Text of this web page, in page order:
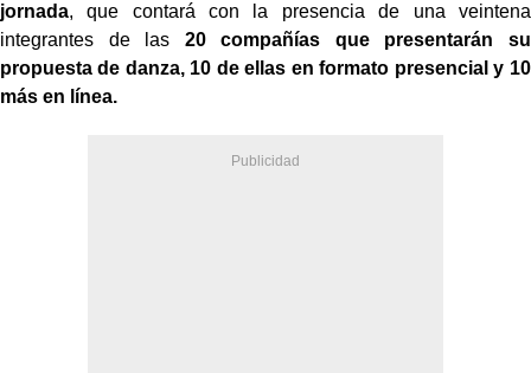
jornada, que contará con la presencia de una veintena
integrantes de las 20 compañías que presentarán su
propuesta de danza, 10 de ellas en formato presencial y 10
más en línea.